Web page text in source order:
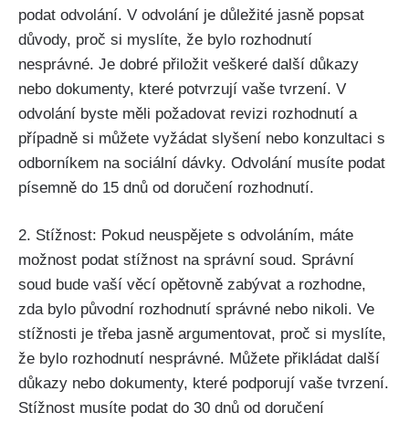
podat odvolání. V odvolání je důležité jasně popsat
důvody, proč si myslíte, že bylo rozhodnutí
nesprávné. Je dobré přiložit veškeré další důkazy
nebo dokumenty, které potvrzují vaše tvrzení. V
odvolání byste měli požadovat revizi rozhodnutí a
případně si můžete vyžádat slyšení nebo konzultaci s
odborníkem na sociální dávky. Odvolání musíte podat
písemně do 15 dnů od doručení rozhodnutí.
2. Stížnost: Pokud neuspějete s odvoláním, máte
možnost podat stížnost na správní soud. Správní
soud bude vaší věcí opětovně zabývat a rozhodne,
zda bylo původní rozhodnutí správné nebo nikoli. Ve
stížnosti je třeba jasně argumentovat, proč si myslíte,
že bylo rozhodnutí nesprávné. Můžete přikládat další
důkazy nebo dokumenty, které podporují vaše tvrzení.
Stížnost musíte podat do 30 dnů od doručení